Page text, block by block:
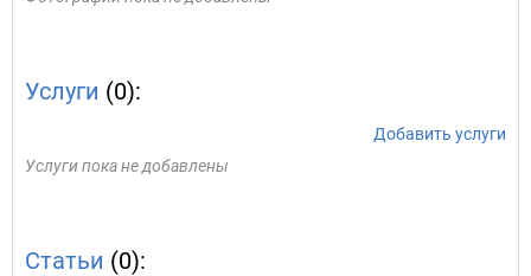
Услуги (0):
Добавить услуги
Услуги пока не добавлены
Статьи (0):